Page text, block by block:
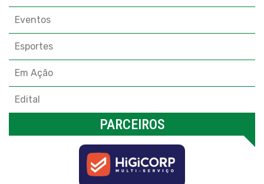
Eventos
Esportes
Em Ação
Edital
PARCEIROS